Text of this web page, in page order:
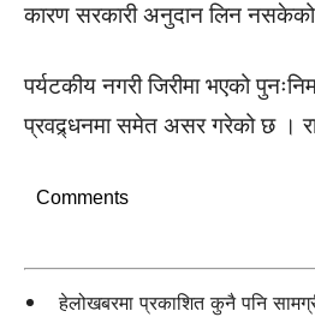
कारण सरकारी अनुदान लिन
पर्यटकीय नगरी जिरीमा भएको
प्रवद्र्धनमा समेत असर गरेको छ ।
Comments
हेलोखबरमा प्रकाशित कुनै पनि